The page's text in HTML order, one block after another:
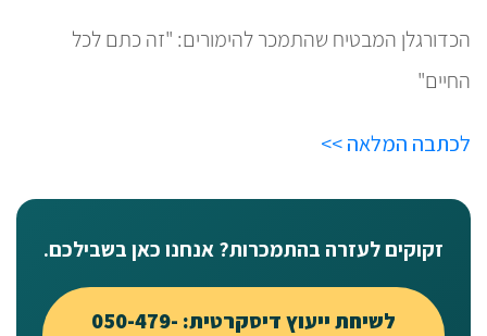
הכדורגלן המבטיח שהתמכר להימורים: "זה כתם לכל
החיים"
לכתבה המלאה >>
זקוקים לעזרה בהתמכרות? אנחנו כאן בשבילכם.
לשיחת ייעוץ דיסקרטית: 050-479-